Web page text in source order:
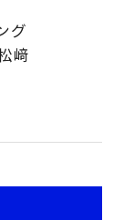
ング
﨑